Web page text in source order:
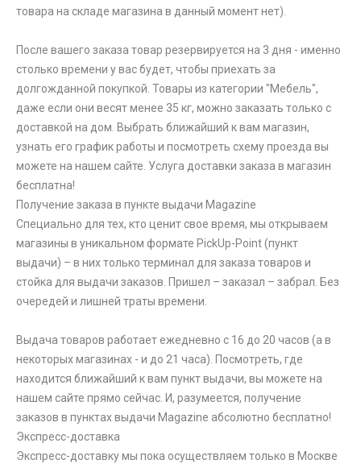
товара на складе магазина в данный момент нет).
После вашего заказа товар резервируется на 3 дня - именно
столько времени у вас будет, чтобы приехать за
долгожданной покупкой. Товары из категории "Мебель",
даже если они весят менее 35 кг, можно заказать только с
доставкой на дом. Выбрать ближайший к вам магазин,
узнать его график работы и посмотреть схему проезда вы
можете на нашем сайте. Услуга доставки заказа в магазин
бесплатна!
Получение заказа в пункте выдачи Magazine
Специально для тех, кто ценит свое время, мы открываем
магазины в уникальном формате PickUp-Point (пункт
выдачи) – в них только терминал для заказа товаров и
стойка для выдачи заказов. Пришел – заказал – забрал. Без
очередей и лишней траты времени.
Выдача товаров работает ежедневно с 16 до 20 часов (а в
некоторых магазинах - и до 21 часа). Посмотреть, где
находится ближайший к вам пункт выдачи, вы можете на
нашем сайте прямо сейчас. И, разумеется, получение
заказов в пунктах выдачи Magazine абсолютно бесплатно!
Экспресс-доставка
Экспресс-доставку мы пока осуществляем только в Москве